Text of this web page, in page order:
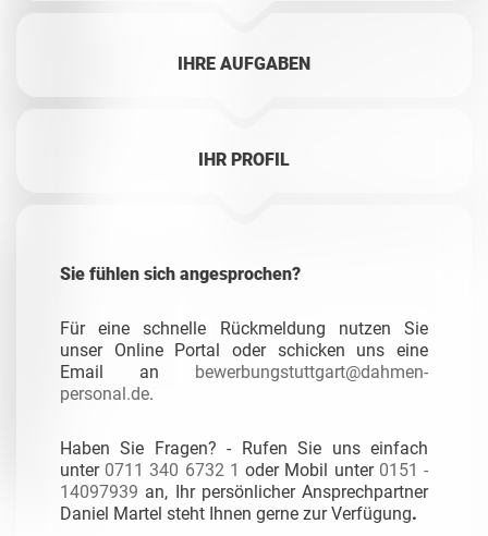
IHRE AUFGABEN
IHR PROFIL
Sie fühlen sich angesprochen?
Für eine schnelle Rückmeldung nutzen Sie
unser Online Portal oder schicken uns eine
Email an bewerbungstuttgart@dahmen-
personal.de.
Haben Sie Fragen? - Rufen Sie uns einfach
unter 0711 340 6732 1 oder Mobil unter 0151 -
14097939 an, Ihr persönlicher Ansprechpartner
Daniel Martel steht Ihnen gerne zur Verfügung.